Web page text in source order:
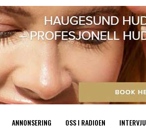
ANNONSERING OSS I RADIOEN INTERVJU